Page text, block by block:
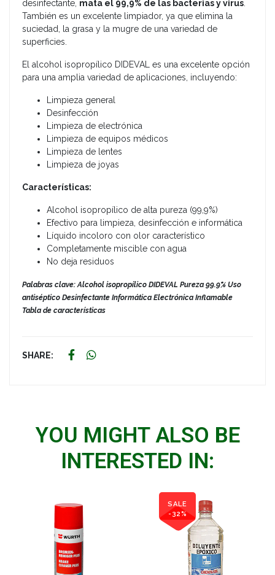
desinfectante, mata el 99,9% de las bacterias y virus
También es un excelente limpiador, ya que elimina la
suciedad, la grasa y la mugre de una variedad de
superficies.
El alcohol isopropílico DIDEVAL es una excelente opción
para una amplia variedad de aplicaciones, incluyendo:
Limpieza general
Desinfección
Limpieza de electrónica
Limpieza de equipos médicos
Limpieza de lentes
Limpieza de joyas
Características:
Alcohol isopropílico de alta pureza (99,9%)
Efectivo para limpieza, desinfección e informática
Líquido incoloro con olor característico
Completamente miscible con agua
No deja residuos
Palabras clave: Alcohol isopropílico DIDEVAL Pureza 99.9% Uso
antiséptico Desinfectante Informática Electrónica Inflamable
Tabla de características
SHARE:
YOU MIGHT ALSO BE
INTERESTED IN:
SALE
-32%